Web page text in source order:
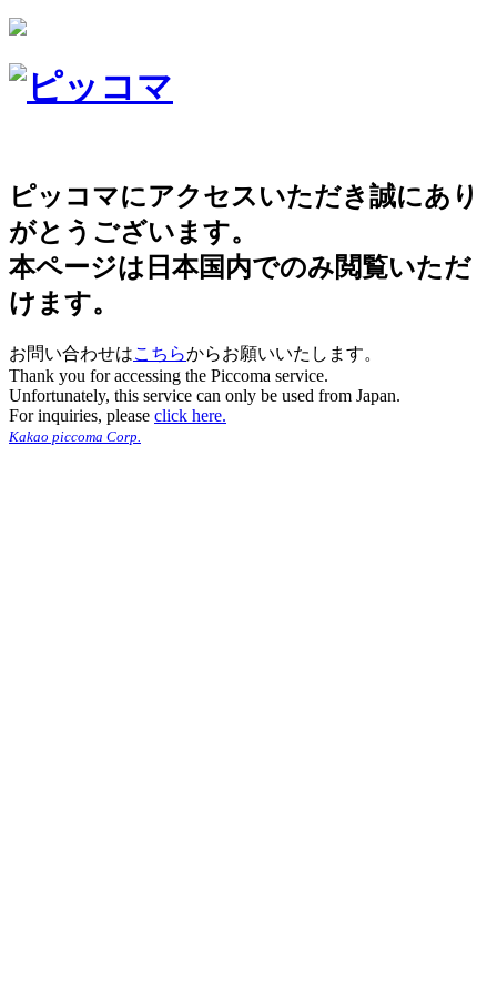
ピッコマにアクセスいただき誠にあり
がとうございます。
本ページは日本国内でのみ閲覧いただ
けます。
お問い合わせはこちらからお願いいたします。
Thank you for accessing the Piccoma service.
Unfortunately, this service can only be used from Japan.
For inquiries, please click here.
Kakao piccoma Corp.